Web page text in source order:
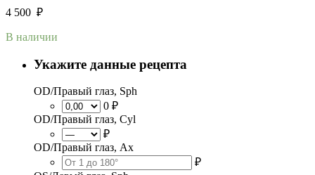
4 500 ₽
В наличии
Укажите данные рецепта
OD/Правый глаз, Sph
0 ₽
OD/Правый глаз, Cyl
₽
OD/Правый глаз, Ax
₽